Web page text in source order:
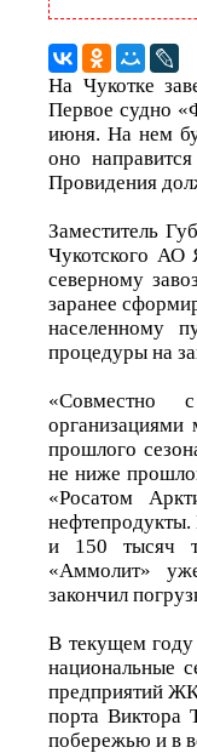
На Чукотке
Первое судно
июня. На нем
оно
Провидения
Заместитель
Чукотского АО
северному
заранее
населенному
процедуры на
«Совместно
организациями
прошлого
не ниже
«Росатом
нефтепродукты.
и 150 тысяч
«Аммолит»
закончил
В текущем году
национальные
предприятий
порта Виктора
побережью и в